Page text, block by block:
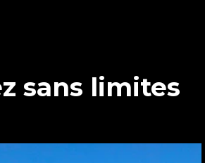
sans limites